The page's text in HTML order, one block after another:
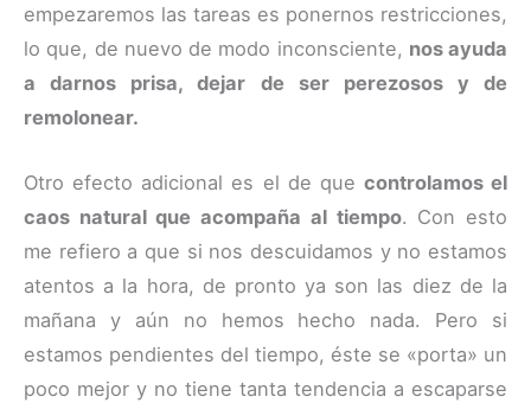
empezaremos las tareas es ponernos restricciones,
lo que, de nuevo de modo inconsciente, nos ayuda
a darnos prisa, dejar de ser perezosos y de
remolonear.
Otro efecto adicional es el de que controlamos el
caos natural que acompaña al tiempo. Con esto
me refiero a que si nos descuidamos y no estamos
atentos a la hora, de pronto ya son las diez de la
mañana y aún no hemos hecho nada. Pero si
estamos pendientes del tiempo, éste se «porta» un
poco mejor y no tiene tanta tendencia a escaparse